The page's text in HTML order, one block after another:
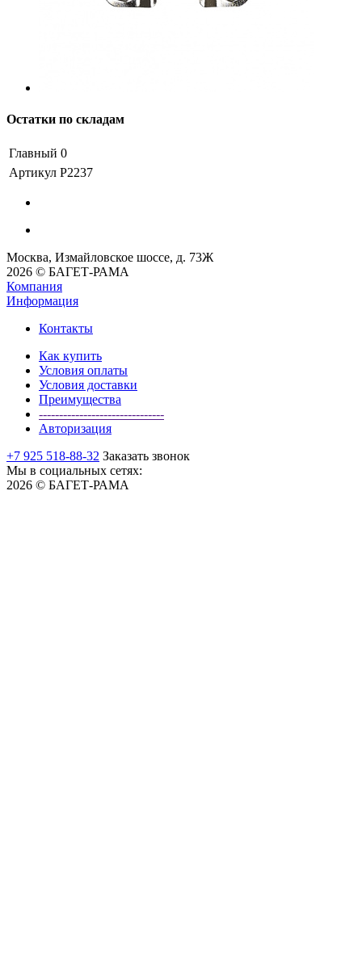
Остатки по складам
Главный 0
Артикул P2237
Москва, Измайловское шоссе, д. 73Ж
2026 © БАГЕТ-РАМА
Компания
Информация
Контакты
Как купить
Условия оплаты
Условия доставки
Преимущества
-------------------------------
Авторизация
+7 925 518-88-32 Заказать звонок
Мы в социальных сетях:
2026 © БАГЕТ-РАМА